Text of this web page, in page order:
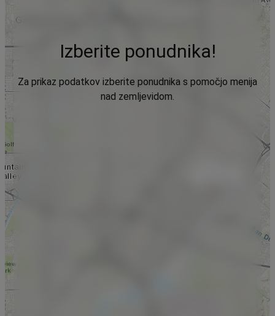
Izberite ponudnika!
Za prikaz podatkov izberite ponudnika s pomočjo menija
nad zemljevidom.